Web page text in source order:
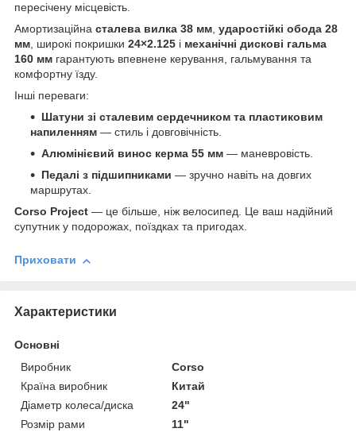
пересічену місцевість.
Амортизаційна сталева вилка 38 мм, ударостійкі обода 28
мм, широкі покришки 24×2.125 і механічні дискові гальма
160 мм гарантують впевнене керування, гальмування та
комфортну їзду.
Інші переваги:
Шатуни зі сталевим сердечником та пластиковим
напиленням — стиль і довговічність.
Алюмінієвий винос керма 55 мм — маневровість.
Педалі з підшипниками — зручно навіть на довгих
маршрутах.
Corso Project — це більше, ніж велосипед. Це ваш надійний
супутник у подорожах, поїздках та пригодах.
Приховати
Характеристики
Основні
Виробник
Corso
Країна виробник
Китай
Діаметр колеса/диска
24"
Розмір рами
11"